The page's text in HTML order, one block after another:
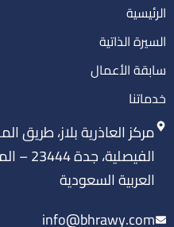
الرئيسية
السيرة الذاتية
سابقة الأعمال
خدماتنا
مركز العاذرية بلاز، طريق
الفيصلية،
العربية السعودية
info@bhrawy.com